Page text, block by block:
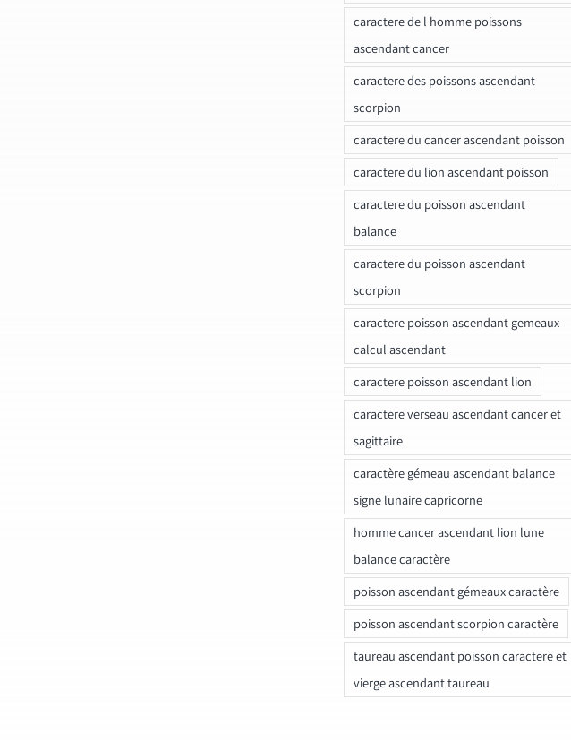
caractere de l homme poissons
ascendant cancer
caractere des poissons ascendant
scorpion
caractere du cancer ascendant poisson
caractere du lion ascendant poisson
caractere du poisson ascendant
balance
caractere du poisson ascendant
scorpion
caractere poisson ascendant gemeaux
calcul ascendant
caractere poisson ascendant lion
caractere verseau ascendant cancer et
sagittaire
caractère gémeau ascendant balance
signe lunaire capricorne
homme cancer ascendant lion lune
balance caractère
poisson ascendant gémeaux caractère
poisson ascendant scorpion caractère
taureau ascendant poisson caractere et
vierge ascendant taureau